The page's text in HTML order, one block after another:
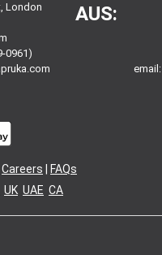
London
0961)
AUS:
email:
Careers
FAQs
UK UAE CA